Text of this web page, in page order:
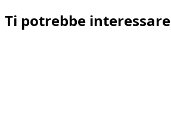
Ti potrebbe interessare